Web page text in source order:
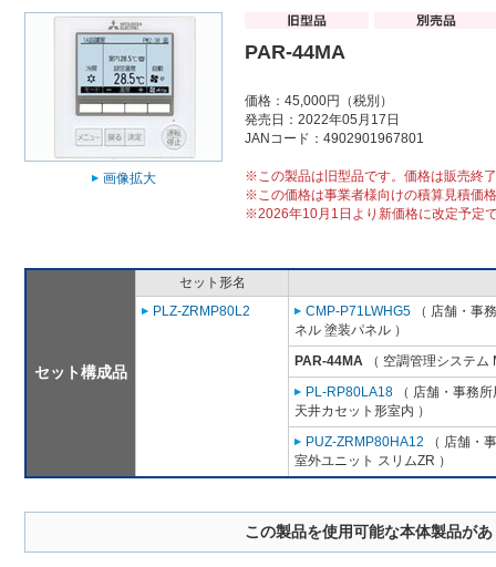
画像拡大
PAR-44MA
価格：45,000円（税別）
発売日：2022年05月17日
JANコード：4902901967801
※この製品は旧型品です。価格は販売終
※この価格は事業者様向けの積算見積価
※2026年10月1日より新価格に改定予定
セット構成品
セット形名
PLZ-ZRMP80L2
CMP-P71LWHG5 （ 店舗・事
ネル 塗装パネル ）
PAR-44MA （ 空調管理システム
PL-RP80LA18 （ 店舗・事務
天井カセット形室内 ）
PUZ-ZRMP80HA12 （ 店舗・
室外ユニット スリムZR ）
この製品を使用可能な本体製品が